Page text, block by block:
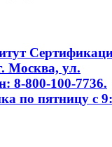
Москва, ул.
8-800-100-7736.
по пятницу с